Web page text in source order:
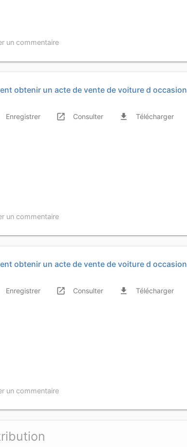
un commentaire
obtenir un acte de vente de voiture d occasion
Enregistrer launch Consulter file_download Télécharger
un commentaire
obtenir un acte de vente de voiture d occasion
Enregistrer launch Consulter file_download Télécharger
un commentaire